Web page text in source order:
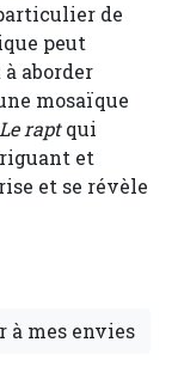
de
peut
aborder
mosaïque
Le raptqui
et
et se révèle
à mes envies